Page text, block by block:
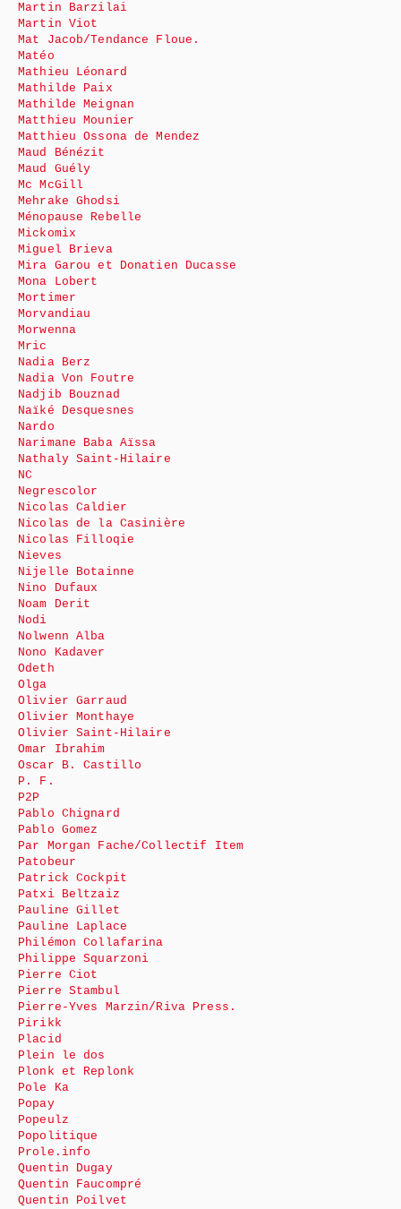
Martin Barzilai
Martin Viot
Mat Jacob/Tendance Floue.
Matéo
Mathieu Léonard
Mathilde Paix
Mathilde Meignan
Matthieu Mounier
Matthieu Ossona de Mendez
Maud Bénézit
Maud Guély
Mc McGill
Mehrake Ghodsi
Ménopause Rebelle
Mickomix
Miguel Brieva
Mira Garou et Donatien Ducasse
Mona Lobert
Mortimer
Morvandiau
Morwenna
Mric
Nadia Berz
Nadia Von Foutre
Nadjib Bouznad
Naïké Desquesnes
Nardo
Narimane Baba Aïssa
Nathaly Saint-Hilaire
NC
Negrescolor
Nicolas Caldier
Nicolas de la Casinière
Nicolas Filloqie
Nieves
Nijelle Botainne
Nino Dufaux
Noam Derit
Nodi
Nolwenn Alba
Nono Kadaver
Odeth
Olga
Olivier Garraud
Olivier Monthaye
Olivier Saint-Hilaire
Omar Ibrahim
Oscar B. Castillo
P. F.
P2P
Pablo Chignard
Pablo Gomez
Par Morgan Fache/Collectif Item
Patobeur
Patrick Cockpit
Patxi Beltzaiz
Pauline Gillet
Pauline Laplace
Philémon Collafarina
Philippe Squarzoni
Pierre Ciot
Pierre Stambul
Pierre-Yves Marzin/Riva Press.
Pirikk
Placid
Plein le dos
Plonk et Replonk
Pole Ka
Popay
Popeulz
Popolitique
Prole.info
Quentin Dugay
Quentin Faucompré
Quentin Poilvet